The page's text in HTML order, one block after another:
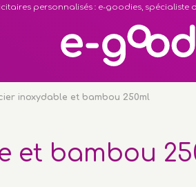
personnalisés : e-goodies,
inoxydable et bambou 250ml
et bambou